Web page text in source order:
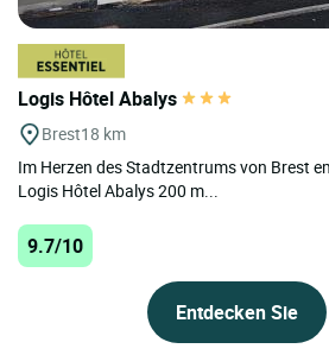
Logis Hôtel Abalys
Brest18 km
Im Herzen des Stadtzentrums von Brest
Logis Hôtel Abalys 200 m...
9.7/10
Entdecken Sie